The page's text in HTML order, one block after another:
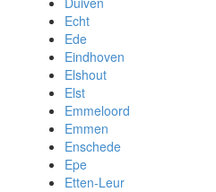
Echt
Ede
Eindhoven
Elshout
Elst
Emmeloord
Emmen
Enschede
Epe
Etten-Leur